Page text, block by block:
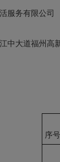
服务有限公司
中大道福州高
序号